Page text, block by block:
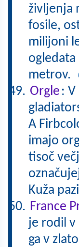
življenja
fosile,
milijoni
metrov.
Orgle :
A
imajo
tisoč
Kuža
France
je rodil v
ga v